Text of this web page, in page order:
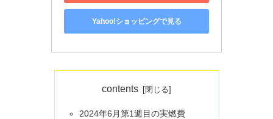
Yahoo!ショッピングで見る
contents
2024年6月第1週目の実燃費